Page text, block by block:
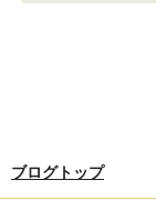
ブログトップ